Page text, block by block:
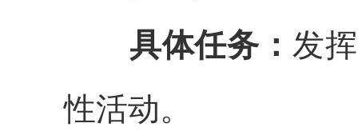
具体任务： 发
性活动。